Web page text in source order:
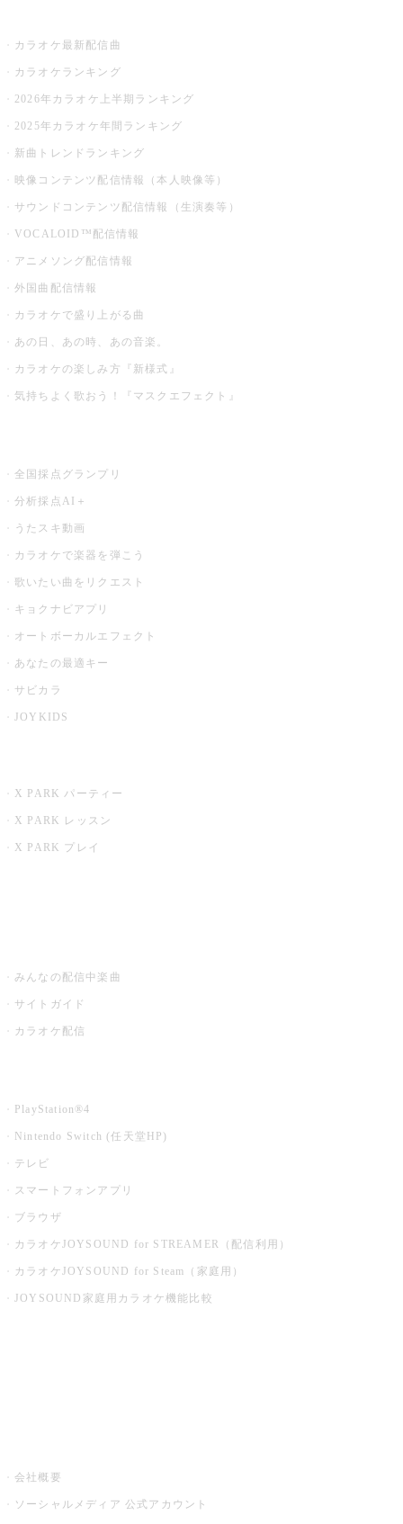
カラオケ最新配信曲
カラオケランキング
2026年カラオケ上半期ランキング
2025年カラオケ年間ランキング
新曲トレンドランキング
映像コンテンツ配信情報（本人映像等）
サウンドコンテンツ配信情報（生演奏等）
VOCALOID™配信情報
アニメソング配信情報
外国曲配信情報
カラオケで盛り上がる曲
あの日、あの時、あの音楽。
カラオケの楽しみ方『新様式』
気持ちよく歌おう！『マスクエフェクト』
全国採点グランプリ
分析採点AI＋
うたスキ動画
カラオケで楽器を弾こう
歌いたい曲をリクエスト
キョクナビアプリ
オートボーカルエフェクト
あなたの最適キー
サビカラ
JOYKIDS
X PARK パーティー
X PARK レッスン
X PARK プレイ
みんなの配信中楽曲
サイトガイド
カラオケ配信
PlayStation®4
Nintendo Switch (任天堂HP)
テレビ
スマートフォンアプリ
ブラウザ
カラオケJOYSOUND for STREAMER（配信利用）
カラオケJOYSOUND for Steam（家庭用）
JOYSOUND家庭用カラオケ機能比較
会社概要
ソーシャルメディア 公式アカウント